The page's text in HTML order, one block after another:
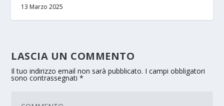
13 Marzo 2025
LASCIA UN COMMENTO
Il tuo indirizzo email non sarà pubblicato. I campi obbligatori
sono contrassegnati*